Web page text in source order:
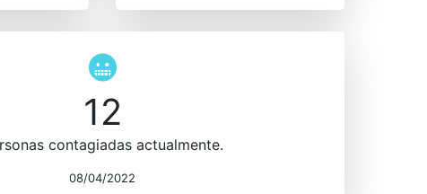
12
contagiadas actualmente.
08/04/2022